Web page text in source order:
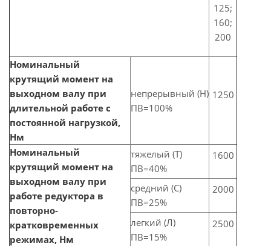
125;
160;
200
Номинальный
крутящий момент на
выходном валу при
длительной работе с
постоянной нагрузкой,
Нм
непрерывный (Н)
ПВ=100%
1250
Номинальный
крутящий момент на
выходном валу при
работе редуктора в
повторно-
кратковременных
режимах, Нм
тяжелый (Т)
ПВ=40%
1600
средний (С)
ПВ=25%
2000
легкий (Л)
ПВ=15%
2500